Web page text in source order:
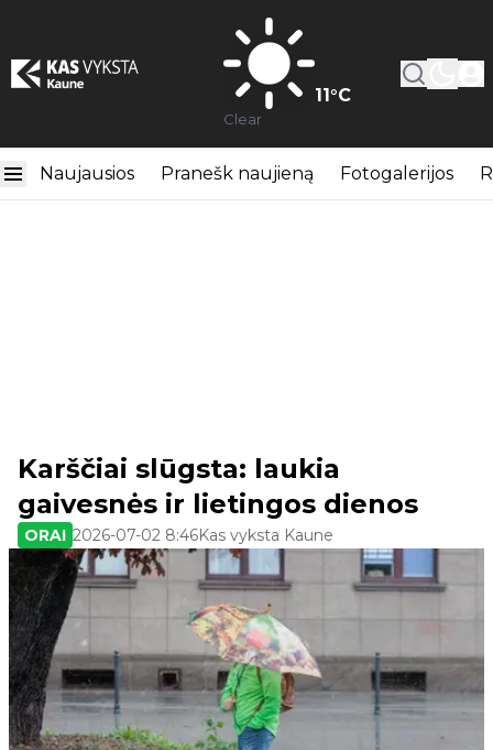
11°C
Clear
Naujausios Pranešk naujieną Fotogalerijos
Karščiai slūgsta: laukia
gaivesnės ir lietingos dienos
ORAI 2026-07-02 8:46Kas vyksta Kaune